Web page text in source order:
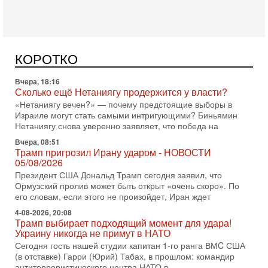
КОРОТКО
АХИ «Дракон», которую называют самой мощной
субмариной на Ближнем Востоке. Передача прошла на
Вчера, 18:16
Сколько ещё Нетаниягу продержится у власти?
«Нетаниягу вечен?» — почему предстоящие выборы в
Израиле могут стать самыми интригующими? Биньямин
Нетаниягу снова уверенно заявляет, что победа на
Вчера, 08:51
Трамп пригрозил Ирану ударом - НОВОСТИ
05/08/2026
Президент США Дональд Трамп сегодня заявил, что
Ормузский пролив может быть открыт «очень скоро». По
его словам, если этого не произойдет, Иран ждет
4-08-2026, 20:08
Трамп выбирает подходящий момент для удара!
Украину никогда не примут в НАТО
Сегодня гость нашей студии капитан 1-го ранга ВМC США
(в отставке) Гарри (Юрий) Табах, в прошлом: командир